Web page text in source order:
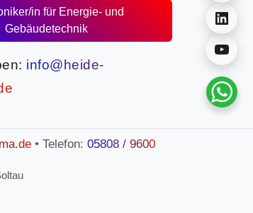
in für Energie- und
Gebäudetechnik
info@heide-
• Telefon: 05808 / 9600